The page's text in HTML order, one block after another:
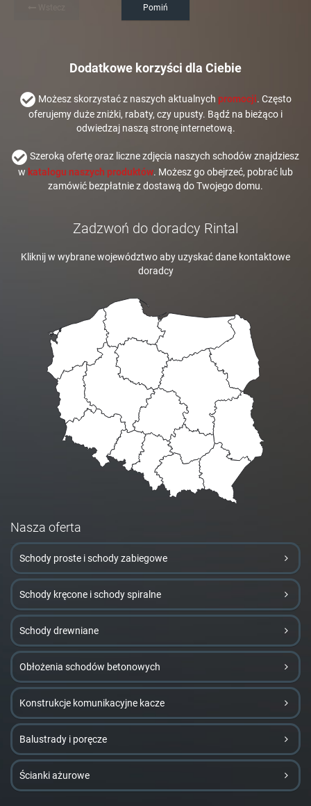
Pomiń
Dodatkowe korzyści dla Ciebie
Możesz skorzystać z naszych aktualnych promocji. Często
oferujemy duże zniżki, rabaty, czy upusty. Bądź na bieżąco i
odwiedzaj naszą stronę internetową.
Szeroką ofertę oraz liczne zdjęcia naszych schodów znajdziesz
w katalogu naszych produktów. Możesz go obejrzeć, pobrać lub
zamówić bezpłatnie z dostawą do Twojego domu.
Zadzwoń do doradcy Rintal
Kliknij w wybrane województwo aby uzyskać dane kontaktowe
doradcy
Nasza oferta
Schody proste i schody zabiegowe
Schody kręcone i schody spiralne
Schody drewniane
Obłożenia schodów betonowych
Konstrukcje komunikacyjne kacze
Balustrady i poręcze
Ścianki ażurowe